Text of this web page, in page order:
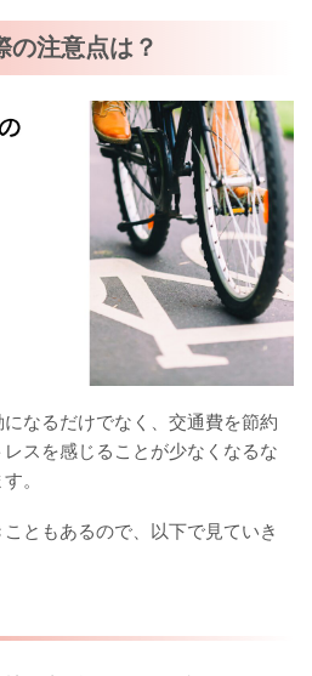
の注意点は？
なるだけでなく、交通費を節約
スを感じることが少なくなるな
。
ともあるので、以下で見ていき